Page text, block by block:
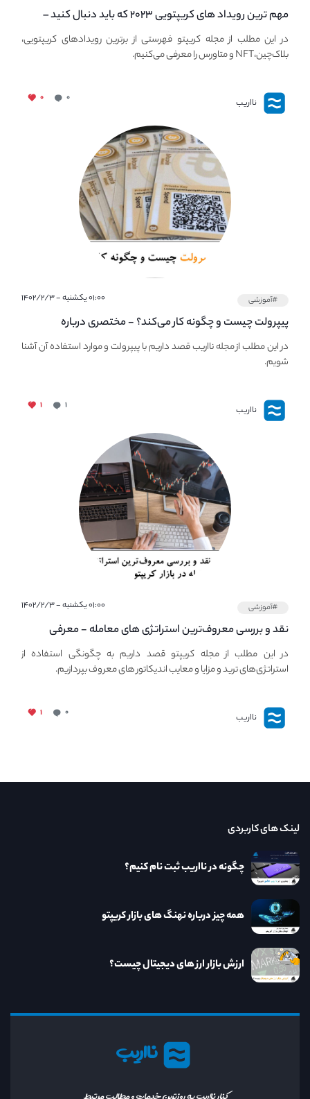
مهم ترین رویداد های کریپتویی ۲۰۲۳ که باید دنبال کنید –
معرفی بهترین رویداد های جهانی
در این مطلب از مجله کریپتو فهرستی از برترین رویدادهای کریپتویی،
بلاک‌چین،NFT و متاورس را معرفی می‌کنیم.
نااریب ۰ ۰
#آموزشی ۰۱:۰۰ یکشنبه - ۱۴۰۲/۲/۳
پیپر‌ولت چیست و چگونه کار می‌کند؟ - مختصری درباره
PaperWallet
در این مطلب از مجله نااریب قصد داریم با پیپر‌ولت و موارد استفاده آن آشنا
شویم.
نااریب ۱ ۱
#آموزشی ۰۱:۰۰ یکشنبه - ۱۴۰۲/۲/۳
نقد و بررسی معروف‌ترین استراتژی های معامله - معرفی
استراتژی های مهم ترید در بازار کریپتو
در این مطلب از مجله کریپتو قصد داریم به چگونگی استفاده از
استراتژی‌های ترید و مزایا و معایب اندیکاتور های معروف بپردازیم.
نااریب ۰ ۱
نااریب
کنار نااریب به روزترین خدمات و مطالب مرتبط
لینک های کاربردی
چگونه در نااریب ثبت نام کنیم؟
همه چیز درباره نهنگ های بازار کریپتو
ارزش بازار ارز های دیجیتال چیست؟